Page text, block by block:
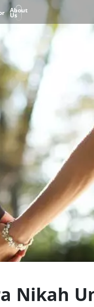
About
Us
Nikah